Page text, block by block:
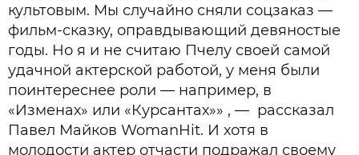
культовым. Мы случайно сняли соцзаказ —
фильм-сказку, оправдывающий девяностые
годы. Но я и не считаю Пчелу своей самой
удачной актерской работой, у меня были
поинтереснее роли — например, в
«Изменах» или «Курсантах»» , — рассказал
Павел Майков WomanHit. И хотя в
молодости актер отчасти подражал своему